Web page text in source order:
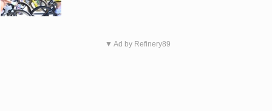
▼ Ad by Refinery89